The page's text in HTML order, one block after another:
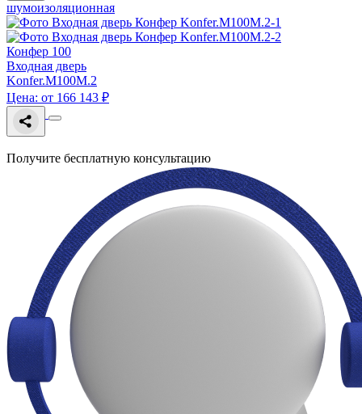
шумоизоляционная
Конфер 100
Входная дверь
Konfer.M100M.2
Цена: от 166 143 ₽
Получите бесплатную консультацию